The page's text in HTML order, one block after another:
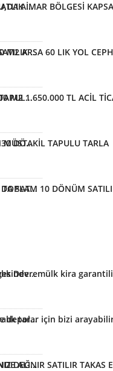
ANTALYA AKSU SOĞUCAKSU,DA ACİL SATLIK İMAR BÖLGESİ KAPSAMINA YAKIN TAPULU TARLA
AKSU PINARLI MERKEZ DE SATILIK 5000 M2 ARSA 60 LIK YOL CEPHELİ
ÇAMKÖY ANAYOLA CEPHE TAPULU 6000 M2 1.650.000 TL ACİL TİCARİ
AKSU GÖKDERE,DE SATILIK 30 DÖNÜM MÜSTAKİL TAPULU TARLA
ANTALYA AKSU KURŞUNLU DA SATILIK TOPLAM 10 DÖNÜM SATILIK 1 DÖNÜMÜ 2.950.000 BİN TL
Bolu merkez kuzfındık bölgesinde satılık Devremülk kira garantili
Antalya Aksu çamköyde kiralık tarla ve depolar için bizi arayabilirsiniz
TÜRKİYE GENELİ ARSALARINIZ DEĞERİNDE ALINIR SATILIR TAKAS EDİLİR ARAYIN YARDIMCI OLALIM